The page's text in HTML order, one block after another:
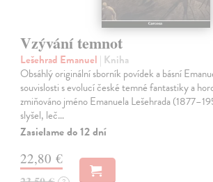
Vzývání temnot
Lešehrad Emanuel | Kniha
Obsáhlý originální sborník povídek a básní
souvislosti s evolucí české temné fantastiky a
zmiňováno jméno Emanuela Lešehrada
slyšel, leč…
Zasielame do 12 dní
22,80 €